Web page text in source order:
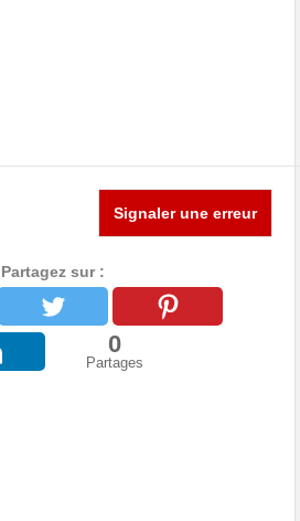
Signaler une erreur
Partagez sur :
0
Partages